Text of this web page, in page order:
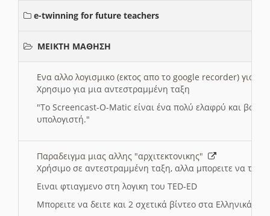
e-twinning for future teachers
ΜΕΙΚΤΗ ΜΑΘΗΣΗ
Ενα αλλο λογισμικο (εκτος απο το google recorder) για
Χρησιμο για μια αντεστραμμένη ταξη
"To Screencast-O-Matic είναι ένα πολύ ελαφρύ και
υπολογιστή."
Παραδειγμα μιας αλλης "αρχιτεκτονικης"
Χρήσιμο σε αντεστραμμένη ταξη, αλλα μπορειτε να το
Ειναι φτιαγμενο στη λογικη του TED-ED
Μπορειτε να δειτε και 2 σχετικά βίντεο στα Ελληνικά: